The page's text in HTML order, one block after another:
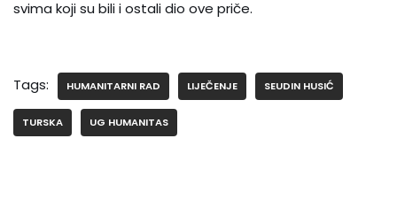
svima koji su bili i ostali dio ove priče.
Tags: HUMANITARNI RAD LIJEČENJE SEUDIN HUSIĆ
TURSKA UG HUMANITAS